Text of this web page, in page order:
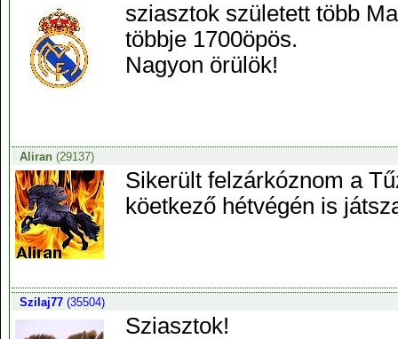
sziasztok született több
többje 1700öpös.
Nagyon örülök!
Aliran(29137)
Sikerült felzárkóznom a
köetkező hétvégén is
Szilaj77(35504)
Sziasztok!